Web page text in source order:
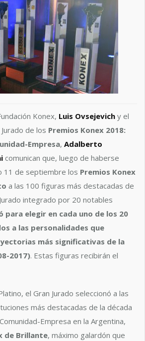
Konex, Luis Ovsejevich y el
de los Premios Konex 2018:
Empresa, Adalberto
comunican que, luego de haberse
11 de septiembre los Premios Konex
a las 100 figuras más destacadas de
integrado por 20 notables
para elegir en cada uno de los 20
a las personalidades que
más significativas de la
2017). Estas figuras recibirán el
el Gran Jurado seleccionó a las
más destacadas de la década
Empresa en la Argentina,
de Brillante, máximo galardón que